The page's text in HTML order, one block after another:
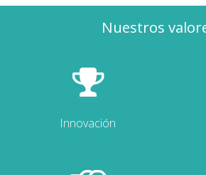
Nuestros
Innovación